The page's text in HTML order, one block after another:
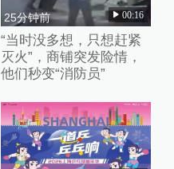
25分钟前 00:16
“当时没多想，只想赶紧
灭火”，商铺突发险情，
他们秒变“消防员”